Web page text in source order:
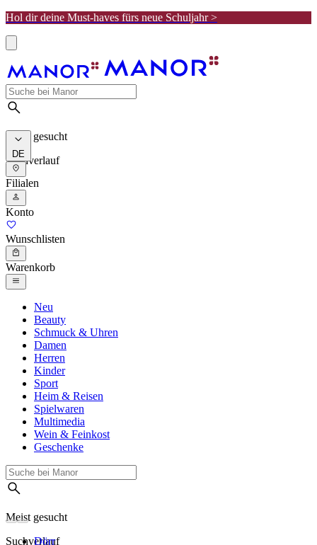
Hol dir deine Must-haves fürs neue Schuljahr >
Meist gesucht
Suchverlauf
DE
Filialen
Konto
Wunschlisten
Warenkorb
Neu
Beauty
Schmuck & Uhren
Damen
Herren
Kinder
Sport
Heim & Reisen
Spielwaren
Multimedia
Wein & Feinkost
Geschenke
Meist gesucht
Suchverlauf
Dörr